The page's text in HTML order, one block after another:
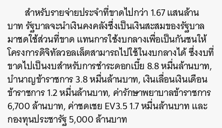
สำหรับรายจ่ายประจำที่ขาดไปกว่า 1.67 แสนล้าน
บาท รัฐบาลจะนำเงินคงคลังซึ่งเป็นเงินสะสมของรัฐบาล
มาชดใช้ส่วนที่ขาด แทนการใช้งบกลางเพื่อเป็นกันชนให้
โครงการดิจิทัลวอลเล็ตสามารถไปใช้ในงบกลางได้ ซึ่งงบที่
ขาดไปเป็นงบสำหรับการชำระดอกเบี้ย 8.8 หมื่นล้านบาท,
บำนาญข้าราชการ 3.8 หมื่นล้านบาท, เงินเลื่อนเงินเดือน
ข้าราชการ 1.2 หมื่นล้านบาท, ค่ารักษาพยาบาลข้าราชการ
6,700 ล้านบาท, ค่าชดเชย EV3.5 1.7 หมื่นล้านบาท และ
กองทุนประชารัฐ 5,000 ล้านบาท
SHARE TWEET LINE EMAIL